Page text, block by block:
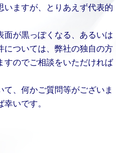
ますが、とりあえず代表的
面が黒っぽくなる、あるいは
ついては、弊社の独自の方
のでご相談をいただければ
、何かご質問等がございま
いです。